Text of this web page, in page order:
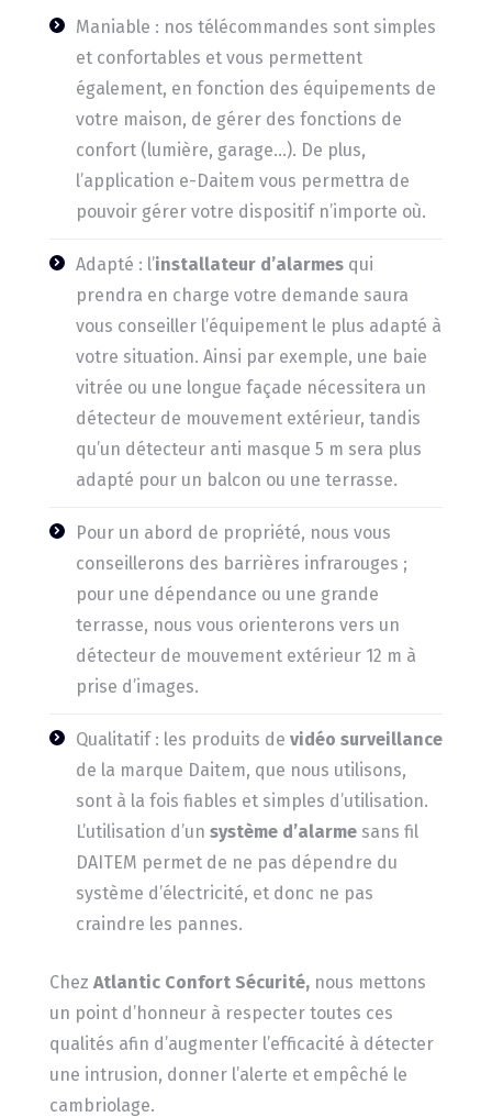
Maniable : nos télécommandes sont simples
et confortables et vous permettent
également, en fonction des équipements de
votre maison, de gérer des fonctions de
confort (lumière, garage…). De plus,
l’application e-Daitem vous permettra de
pouvoir gérer votre dispositif n’importe où.
Adapté : l’installateur d’alarmesqui
prendra en charge votre demande saura
vous conseiller l’équipement le plus adapté à
votre situation. Ainsi par exemple, une baie
vitrée ou une longue façade nécessitera un
détecteur de mouvement extérieur, tandis
qu’un détecteur anti masque 5 m sera plus
adapté pour un balcon ou une terrasse.
Pour un abord de propriété, nous vous
conseillerons des barrières infrarouges ;
pour une dépendance ou une grande
terrasse, nous vous orienterons vers un
détecteur de mouvement extérieur 12 m à
prise d’images.
Qualitatif : les produits de vidéo surveillance
de la marque Daitem, que nous utilisons,
sont à la fois fiables et simples d’utilisation.
L’utilisation d’un système d’alarmesans fil
DAITEM permet de ne pas dépendre du
système d’électricité, et donc ne pas
craindre les pannes.
Chez Atlantic Confort Sécurité,nous mettons
un point d’honneur à respecter toutes ces
qualités afin d’augmenter l’efficacité à détecter
une intrusion, donner l’alerte et empêché le
cambriolage.